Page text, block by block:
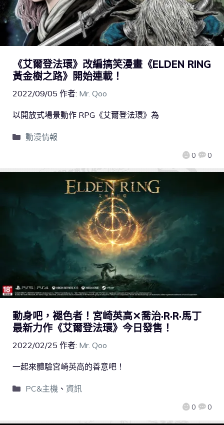
《艾爾登法環》改編搞笑漫畫《ELDEN RING
黃金樹之路》開始連載！
2022/09/05 作者: Mr. Qoo
0 0
以開放式場景動作 RPG《艾爾登法環》為
動漫情報
動身吧，褪色者！宮崎英高✕喬治·R·R·馬丁
最新力作《艾爾登法環》今日發售！
2022/02/25 作者: Mr. Qoo
0 0
一起來體驗宮崎英高的善意吧！
PC&主機 、 資訊